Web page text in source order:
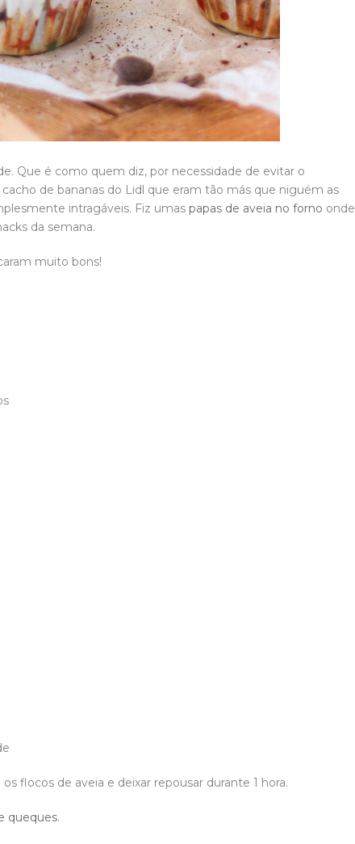
Que é como quem diz, por necessidade de evitar o
de bananas do Lidl que eram tão más que niguém as
intragáveis. Fiz umas papas de aveia no forno onde
da semana.
muito bons!
flocos de aveia e deixar repousar durante 1 hora.
queques.